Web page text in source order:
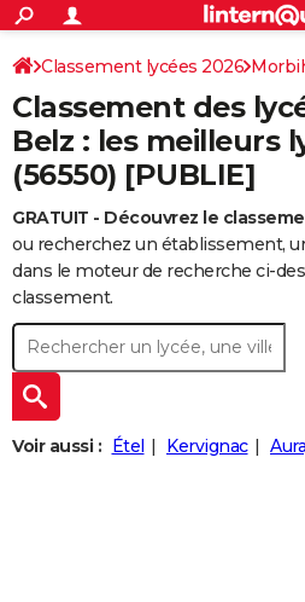
ACTUALITÉS
Politique
Société
Faits Divers
Education
Monde
Villes
+
SPORT
Coupe du monde 2026
Football
Tennis
Cyclisme
Rugby
Forum
CULTURE
Programme TV
TNT
Streaming
Cinéma
Sorties cinéma
Musique
+
FINANCE
Retraite
Impôts
Epargne
Immobilier
Risques naturels par ville
Banque
Assurance
Crédit
AUTO
Essais
Réserver un essai
Citadines
Berlines
SUV
Forum auto
+
HIGH-TECH
BRICOLAGE
Forum
Aménagement intérieur
Extérieur
Cuisine
Salle de bains
Jardinage
Rangement
+WEEK-END
Guides de France
Escapades
Patrimoine
Expositions
Musées
Week-end nature
+
LIFESTYLE
S'inscrire
Classement lycées 2026
Classement des
Belz : les meilleurs
(56550) [PUBLIE]
GRATUIT - Découvrez le
ou recherchez un établissement,
dans le moteur de recherche ci-
classement.
Voir aussi : Étel Kervignac